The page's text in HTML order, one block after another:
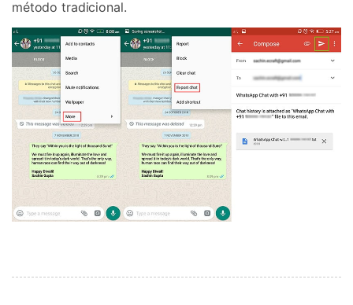
método tradicional.